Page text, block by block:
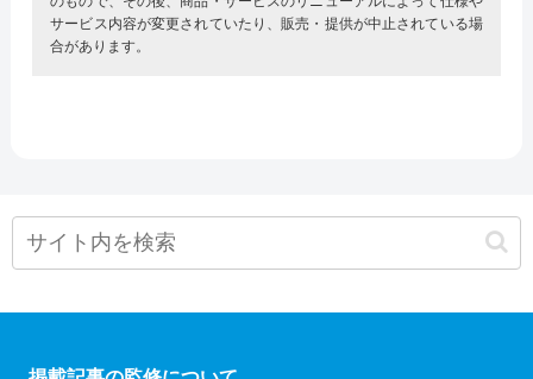
サービス内容が変更されていたり、販売・提供が中止されている場
合があります。